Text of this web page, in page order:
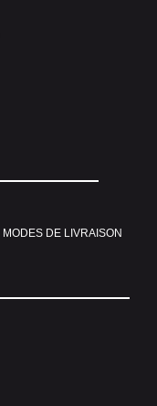
MODES DE LIVRAISON